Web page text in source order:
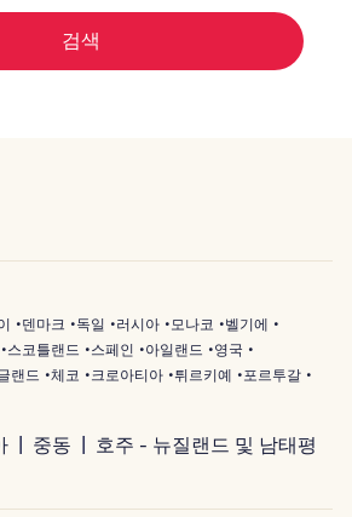
검색
덴마크 독일 러시아 모나코
벨기에
스코틀랜드 스페인 아일랜드
영국
랜드 체코 크로아티아 튀르키예
포르투갈
중동
호주 - 뉴질랜드 및 남태평